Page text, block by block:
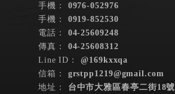
@169kxxqa
04-25609248
0976-052976
0919-852530
04-25608312
grstpp1219@gmail.com
台中市大雅區春亭二街18號